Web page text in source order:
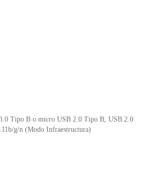
Tipo B o micro USB 2.0 Tipo B, USB 2.0
g/n (Modo Infraestructura)